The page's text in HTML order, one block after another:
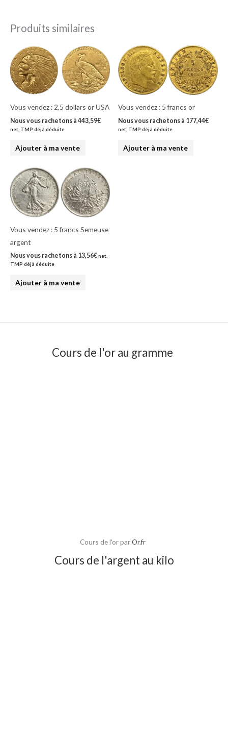
Produits similaires
Vous vendez : 2,5 dollars or USA
Nous vous rachetons à 443,59€
net, TMP déjà déduite
Ajouter à ma vente
Vous vendez : 5 francs or
Nous vous rachetons à 177,44€
net, TMP déjà déduite
Ajouter à ma vente
Vous vendez : 5 francs Semeuse
argent
Nous vous rachetons à 13,56€net,
TMP déjà déduite
Ajouter à ma vente
Cours de l'or au gramme
Cours de l'or parOr.fr
Cours de l'argent au kilo